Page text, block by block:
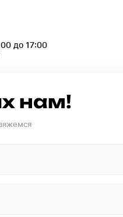
до 17:00
нам!